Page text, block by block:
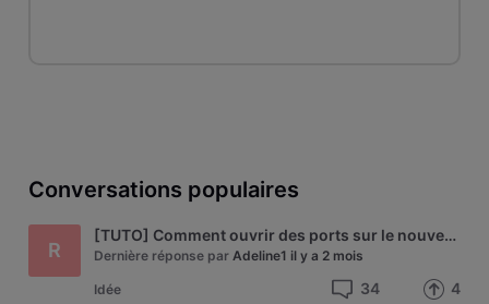
Conversations populaires
R
[TUTO] Comment ouvrir des ports sur le nouveau modem Technicolor de VOO - modèle CGA4233
Dernière réponse par Adeline1 il y a 2 mois
Idée 34 4